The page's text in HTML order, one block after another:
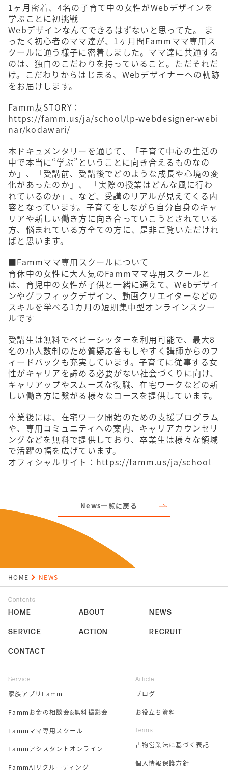
1ヶ月密着、4名の子育て中の女性がWebデザインを
学ぶことに初挑戦
Webデザインなんてできるはずないと思ってた。 ま
ったく初心者のママ達が、1ヶ月間Fammママ専用ス
クールに通う様子に密着しました。ママ達に共通する
のは、独自のこだわりを持っていること。ただそれだ
け。こだわりからはじまる、Webデザイナーへの軌跡
をお届けします。
Famm友STORY：
https://famm.us/ja/school/lp-webdesigner-webi
nar/kodawari/
本ドキュメンタリーを通じて、「子育て中心の生活の
中で本当に“学ぶ”ということに向き合えるものなの
か」、「受講前、受講後でどのような成長や心境の変
化があったのか」、 「実際の授業はどんな風に行わ
れているのか」、など、受講のリアルが見えてくる内
容となっています。子育てをしながら自分自身のキャ
リアや新しい働き方に向き合っていこうとされている
方、悩まれている方全ての方に、是非ご覧いただけれ
ばと思います。
■Fammママ専用スクールについて
育休中の女性に大人気のFammママ専用スクールと
は、育児中の女性が子供と一緒に通えて、Webデザイ
ンやグラフィックデザイン、動画クリエイターなどの
スキルを学べる1カ月の短期集中型オンラインスクー
ルです
受講生は無料でベビーシッターを利用可能で、最大8
名の小人数制のため質疑応答もしやすく講師からのフ
ィードバックも充実しています。子育てに従事する女
性がキャリアを諦める必要がない社会づくりに向け、
キャリアップやスムーズな復職、在宅ワークなどの新
しい働き方に繋がる様々なコースを提供しています。
卒業後には、在宅ワーク開始のための支援プログラム
や、専用コミュニティへの案内、キャリアカウンセリ
ングなどを無料で提供しており、卒業生は様々な領域
で活躍の幅を広げています。
オフィシャルサイト：https://famm.us/ja/school
News一覧に戻る
HOME NEWS
Contents
HOME ABOUT NEWS
SERVICE ACTION RECRUIT
CONTACT
Service
家族アプリFamm
Fammお金の相談会&無料撮影会
Fammママ専用スクール
Fammアシスタントオンライン
FammAIリクルーティング
Article
ブログ
お役立ち資料
Terms
古物営業法に基づく表記
個人情報保護方針